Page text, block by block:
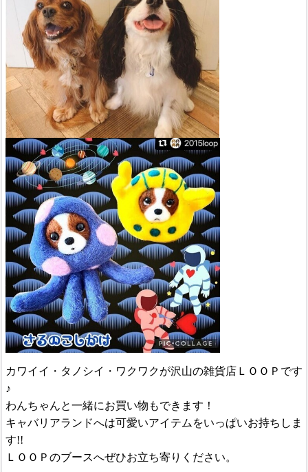
カワイイ・タノシイ・ワクワクが沢山の雑貨店ＬＯＯＰです
♪
わんちゃんと一緒にお買い物もできます！
キャバリアランドへは可愛いアイテムをいっぱいお持ちしま
す!!
ＬＯＯＰのブースへぜひお立ち寄りください。